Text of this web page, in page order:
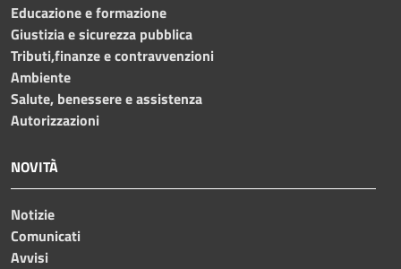
Educazione e formazione
Giustizia e sicurezza pubblica
Tributi,finanze e contravvenzioni
Ambiente
Salute, benessere e assistenza
Autorizzazioni
NOVITÀ
Notizie
Comunicati
Avvisi